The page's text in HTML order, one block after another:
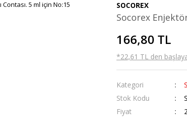
SOCOREX
Socorex
166,80 TL
*22,61 TL den
Kategori
Stok Kodu
Fiyat